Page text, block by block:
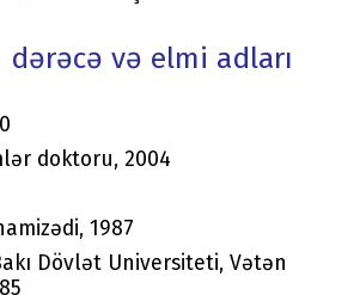
və elmi adları
doktoru, 2004
1987
Dövlət Universiteti, Vətən